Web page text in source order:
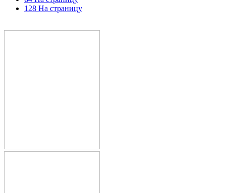
128 На страницу